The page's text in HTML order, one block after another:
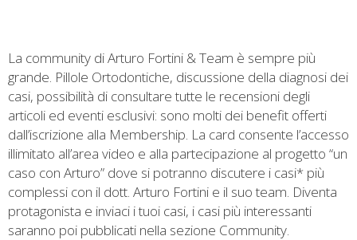
La community di Arturo Fortini & Team è sempre più
grande. Pillole Ortodontiche, discussione della diagnosi dei
casi, possibilità di consultare tutte le recensioni degli
articoli ed eventi esclusivi: sono molti dei benefit offerti
dall’iscrizione alla Membership. La card consente l’accesso
illimitato all’area video e alla partecipazione al progetto “un
caso con Arturo” dove si potranno discutere i casi* più
complessi con il dott. Arturo Fortini e il suo team. Diventa
protagonista e inviaci i tuoi casi, i casi più interessanti
saranno poi pubblicati nella sezione Community.